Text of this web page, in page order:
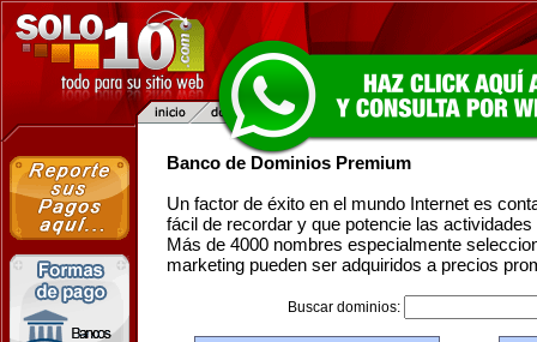
Banco de Dominios Premium
Un factor de éxito en el mundo Internet es
fácil de recordar y que potencie las
Más de 4000 nombres especialmente
marketing pueden ser adquiridos a precios
Buscar dominios: